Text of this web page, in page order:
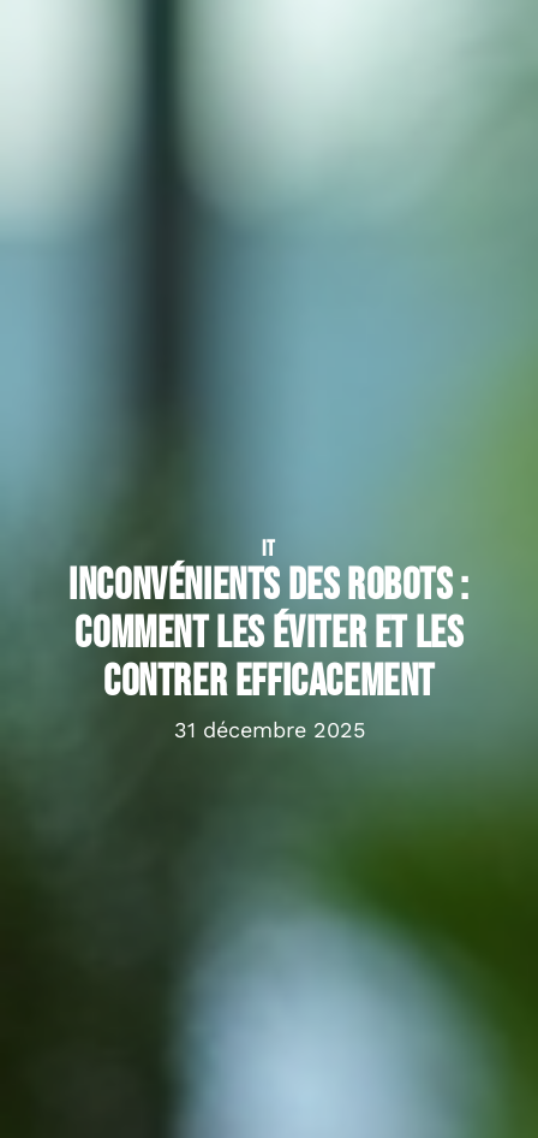
IT
Inconvénients des robots :
comment les éviter et les
contrer efficacement
31 décembre 2025